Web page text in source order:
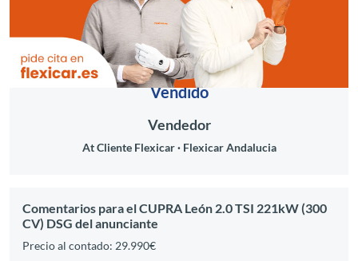
Vendido
Vendedor
At Cliente Flexicar Flexicar Andalucia
Comentarios para el CUPRA León 2.0 TSI 221kW (300
CV) DSG del anunciante
Precio al contado: 29.990€